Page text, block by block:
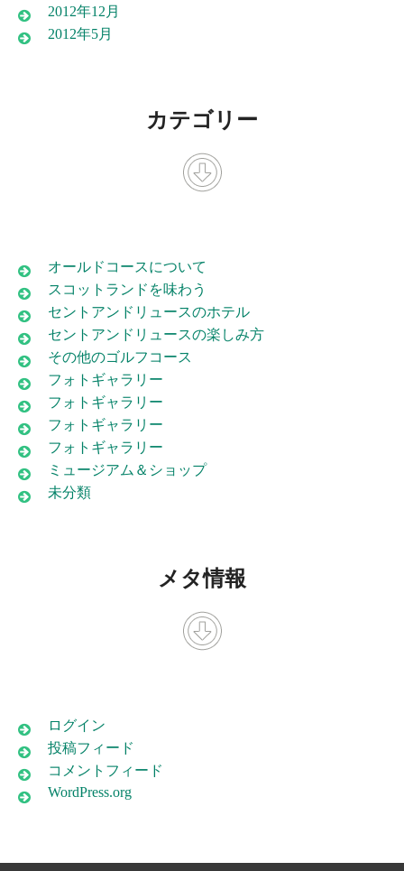
2012年12月
2012年5月
カテゴリー
オールドコースについて
スコットランドを味わう
セントアンドリュースのホテル
セントアンドリュースの楽しみ方
その他のゴルフコース
フォトギャラリー
フォトギャラリー
フォトギャラリー
フォトギャラリー
ミュージアム＆ショップ
未分類
メタ情報
ログイン
投稿フィード
コメントフィード
WordPress.org